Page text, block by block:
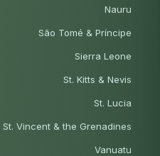
Nauru
São Tomé & Príncipe
Sierra Leone
St. Kitts & Nevis
St. Lucia
St. Vincent & the Grenadines
Vanuatu